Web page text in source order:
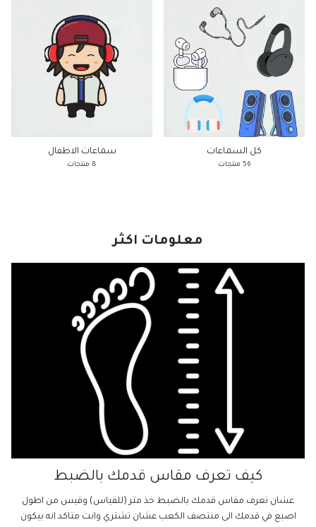
كل السماعات
56 منتجات
سماعات الاطفال
8 منتجات
معلومات اكثر
كيف تعرف مقاس قدمك بالضبط
عشان تعرف مقاس قدمك بالضبط خذ متر (للقياس) وقيس من اطول
اصبع في قدمك الى منتصف الكعب عشان تشتري وانت متاكد انه بيكون